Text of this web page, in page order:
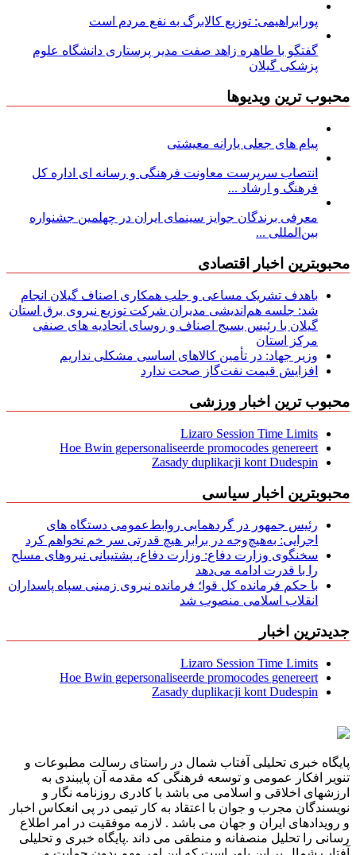
پورابراهیمی: توزیع کالابرگ به نفع مردم است
گفتگو با طاهره زاهد صفت مدیر پرستاری دانشگاه علوم
پزشکی گیلان
محبوب ترین ویدیوها
پیام های جعلی یارانه معیشتی
انتصاب سرپرست معاونت فرهنگی و رسانه ای اداره کل
فرهنگ و ارشاد ...
معرفی برندگان جوایز سینمای ایران در چهلمین جشنواره
بین‌المللی ...
محبوبترین اخبار اقتصادی
باهدف تشریک مساعی و جلب همکاری اصناف گیلان انجام
شد: جلسه هم‌اندیشی مدیران شركت توزیع نیروی برق استان
گیلان با رئیس بسیج اصناف و روسای اتحادیه های صنفی
مركز استان
وزیر جهاد: در تأمین کالاهای اساسی مشکلی نداریم
افزایش قیمت نفت‌گاز صحت ندارد
محبوب ترین اخبار ورزشی
Lizaro Session Time Limits
Hoe Bwin gepersonaliseerde promocodes genereert
Zasady duplikacji kont Dudespin
محبوبترین اخبار سیاسی
رئیس جمهور در گردهمایی روابط‌عمومی دستگاه های
اجرایی: به‌هیچ‌وجه در برابر هیچ قدرتی سر خم نخواهم کرد
سخنگوی وزارت دفاع: وزارت دفاع، پشتیبانی نیرو‌های مسلح
را با قدرت ادامه می‌دهد
با حکم فرمانده کل قوا؛ فرمانده نیروی زمینی سپاه پاسداران
انقلاب اسلامی منصوب شد
جدیدترین اخبار
Lizaro Session Time Limits
Hoe Bwin gepersonaliseerde promocodes genereert
Zasady duplikacji kont Dudespin
پایگاه خبری تحلیلی آفتاب شمال در راستای رسالت مطبوعات و
تنویر افکار عمومی و توسعه فرهنگی که مقدمه آن پایبندی به
ارزشهای اخلاقی و اسلامی می باشد با کادری روزنامه نگار و
نویسندگان مجرب و جوان با اعتقاد به کار تیمی در پی انعکاس اخبار
و رویدادهای ایران و جهان می باشد . لازمه موفقیت در امر اطلاع
رسانی را تحلیل منصفانه و منطقی می داند .پایگاه خبری و تحلیلی